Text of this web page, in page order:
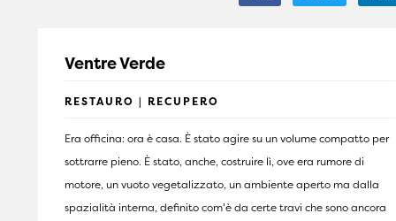
Ventre Verde
RESTAURO | RECUPERO
Era officina: ora è casa. È stato agire su un volume compatto per
sottrarre pieno. È stato, anche, costruire lì, ove era rumore di
motore, un vuoto vegetalizzato, un ambiente aperto ma dalla
spazialità interna, definito com'è da certe travi che sono ancora